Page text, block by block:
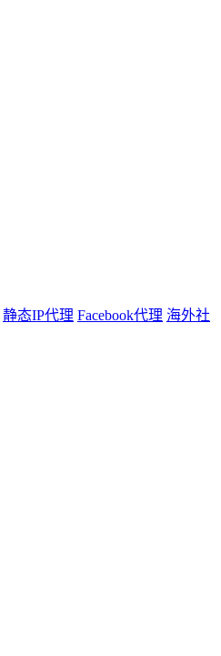
静态IP代理 Facebook代理 海外社